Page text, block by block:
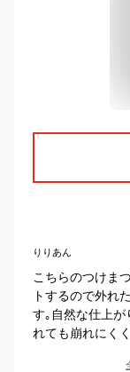
りりあん
こちらのつけま
トするので外れ
す｡自然な仕上
れても崩れにく